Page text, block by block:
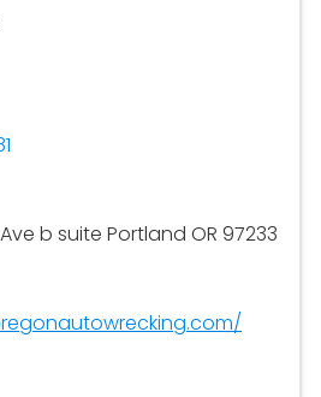
Ave b suite Portland OR 97233